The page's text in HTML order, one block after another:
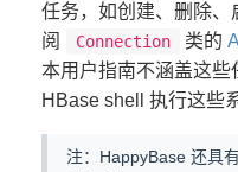
任务，如创建、删除、
阅
Connection 类的
本用户指南不涵盖这些
HBase shell 执行这些
注：HappyBase 还具